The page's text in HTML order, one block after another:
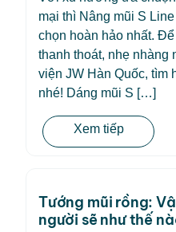
mại thì Nâng mũi S
chọn hoàn hảo nhất.
thanh thoát, nhẹ nhàng
viện JW Hàn Quốc, tìm
nhé! Dáng mũi S […]
Xem tiếp
Tướng mũi rồng:
người sẽ như thế